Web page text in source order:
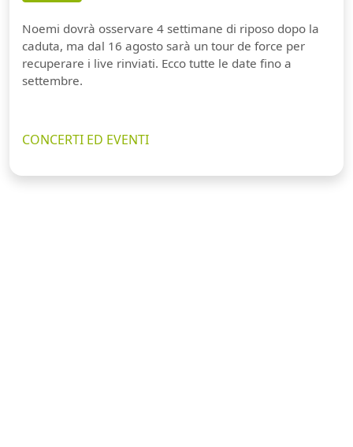
Noemi dovrà osservare 4 settimane di riposo dopo la
caduta, ma dal 16 agosto sarà un tour de force per
recuperare i live rinviati. Ecco tutte le date fino a
settembre.
CONCERTI ED EVENTI